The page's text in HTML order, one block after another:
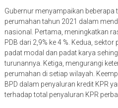
Gubernur menyampaikan
perumahan tahun 2021 dalam
nasional. Pertama, meningkatkan
PDB dari 2,9% ke 4 %. Kedua,
padat modal dan padat karya
turunannya. Ketiga, mengurangi
perumahan di setiap wilayah.
BPD dalam penyaluran kredit KPR
terhadap total penyaluran KPR